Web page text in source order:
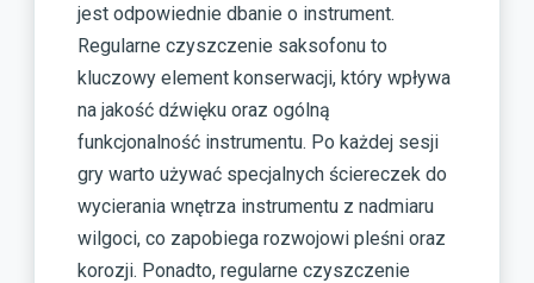
jest odpowiednie dbanie o instrument.
Regularne czyszczenie saksofonu to
kluczowy element konserwacji, który wpływa
na jakość dźwięku oraz ogólną
funkcjonalność instrumentu. Po każdej sesji
gry warto używać specjalnych ściereczek do
wycierania wnętrza instrumentu z nadmiaru
wilgoci, co zapobiega rozwojowi pleśni oraz
korozji. Ponadto, regularne czyszczenie